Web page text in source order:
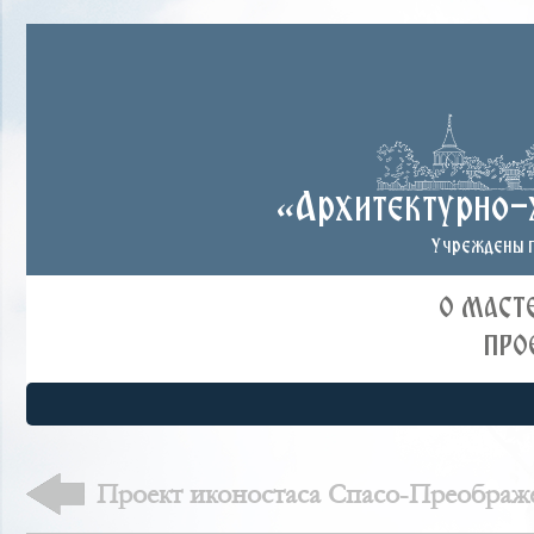
Учреждены
О
Проект иконостаса Спасо-